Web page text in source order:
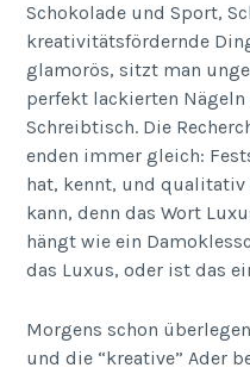
Schokolade und Sport,
kreativitätsfördernde
glamorös, sitzt man
perfekt lackierten
Schreibtisch. Die
enden immer gleich:
hat, kennt, und
kann, denn das Wort
hängt wie ein
das Luxus, oder ist das
Morgens schon
und die “kreative” Ader